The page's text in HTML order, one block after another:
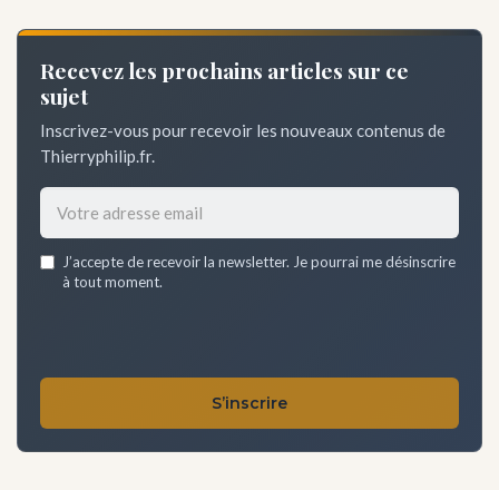
Recevez les prochains articles sur ce
sujet
Inscrivez-vous pour recevoir les nouveaux contenus de
Thierryphilip.fr.
Email
address
J’accepte de recevoir la newsletter. Je pourrai me désinscrire
à tout moment.
S’inscrire